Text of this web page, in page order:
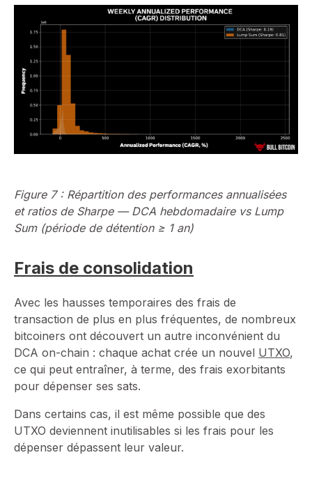
Figure 7 : Répartition des performances annualisées
et ratios de Sharpe — DCA hebdomadaire vs Lump
Sum (période de détention ≥ 1 an)
Frais de consolidation
Avec les hausses temporaires des frais de
transaction de plus en plus fréquentes, de nombreux
bitcoiners ont découvert un autre inconvénient du
DCA on-chain : chaque achat crée un nouvel UTXO,
ce qui peut entraîner, à terme, des frais exorbitants
pour dépenser ses sats.
Dans certains cas, il est même possible que des
UTXO deviennent inutilisables si les frais pour les
dépenser dépassent leur valeur.